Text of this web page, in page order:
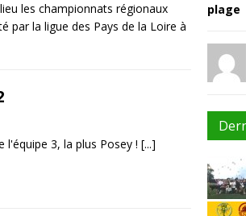
les championnats régionaux
par la ligue des Pays de la Loire à
l'équipe 3, la plus Posey ! [...]
plage